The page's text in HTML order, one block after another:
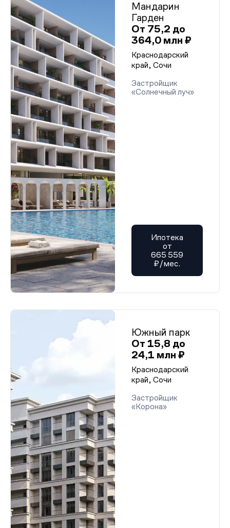
Мандарин
Гарден
От 75,2 до
364,0 млн ₽
Краснодарский
край, Сочи
Застройщик
«Солнечный луч»
Ипотека
от
665 559
₽/мес.
Южный парк
От 15,8 до
24,1 млн ₽
Краснодарский
край, Сочи
Застройщик
«Корона»